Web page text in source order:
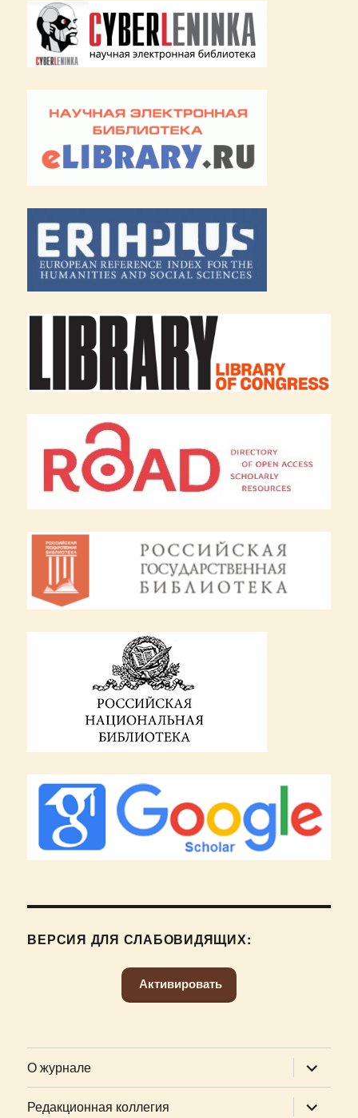
ВЕРСИЯ ДЛЯ СЛАБОВИДЯЩИХ:
Активировать
О журнале дочернее
меню
Редакционная коллегия